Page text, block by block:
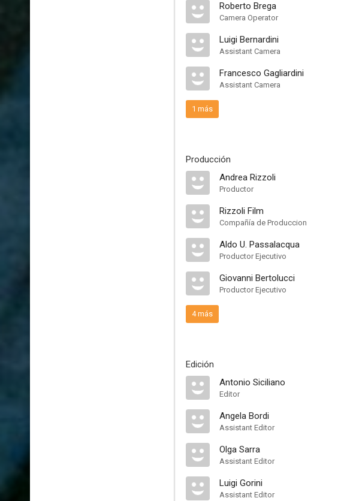
Roberto Brega
Camera Operator
Luigi Bernardini
Assistant Camera
Francesco Gagliardini
Assistant Camera
1 más
Producción
Andrea Rizzoli
Productor
Rizzoli Film
Compañía de Produccion
Aldo U. Passalacqua
Productor Ejecutivo
Giovanni Bertolucci
Productor Ejecutivo
4 más
Edición
Antonio Siciliano
Editor
Angela Bordi
Assistant Editor
Olga Sarra
Assistant Editor
Luigi Gorini
Assistant Editor